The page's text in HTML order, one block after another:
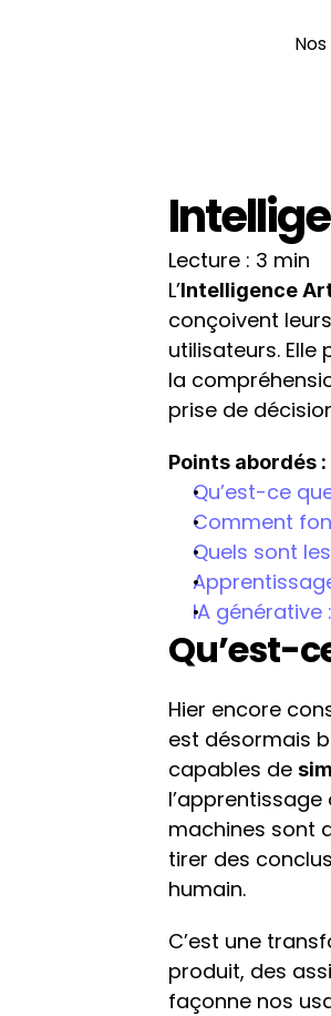
Lecture : 3 min
L’Intelligence
conçoivent
utilisateurs.
la
prise de
Points abordés :
Qu’est-ce
Comment
Quels sont
IA
Qu’est-
Hier encore
est désormais
capables de
machines sont
tirer des
humain.
C’est une
produit, des
façonne nos